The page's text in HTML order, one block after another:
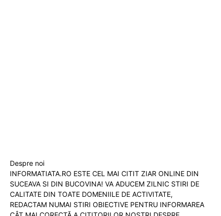
Despre noi
INFORMATIATA.RO ESTE CEL MAI CITIT ZIAR ONLINE DIN
SUCEAVA SI DIN BUCOVINA! VA ADUCEM ZILNIC STIRI DE
CALITATE DIN TOATE DOMENIILE DE ACTIVITATE,
REDACTAM NUMAI STIRI OBIECTIVE PENTRU INFORMAREA